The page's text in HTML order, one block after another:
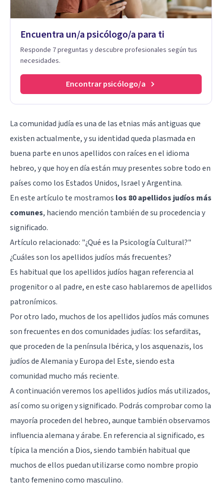
Encuentra un/a psicólogo/a para ti
Responde 7 preguntas y descubre profesionales según tus
necesidades.
Encontrar psicólogo/a
La comunidad judía es una de las etnias más antiguas que
existen actualmente, y su identidad queda plasmada en
buena parte en unos apellidos con raíces en el idioma
hebreo, y que hoy en día están muy presentes sobre todo en
países como los Estados Unidos, Israel y Argentina.
En este artículo te mostramos los 80 apellidos judíos más
comunes, haciendo mención también de su procedencia y
significado.
Artículo relacionado: "¿Qué es la Psicología Cultural?"
¿Cuáles son los apellidos judíos más frecuentes?
Es habitual que los apellidos judíos hagan referencia al
progenitor o al padre, en este caso hablaremos de apellidos
patronímicos.
Por otro lado, muchos de los apellidos judíos más comunes
son frecuentes en dos comunidades judías: los sefarditas,
que proceden de la península Ibérica, y los asquenazis, los
judíos de Alemania y Europa del Este, siendo esta
comunidad mucho más reciente.
A continuación veremos los apellidos judíos más utilizados,
así como su origen y significado. Podrás comprobar como la
mayoría proceden del hebreo, aunque también observamos
influencia alemana y árabe. En referencia al significado, es
típica la mención a Dios, siendo también habitual que
muchos de ellos puedan utilizarse como nombre propio
tanto femenino como masculino.